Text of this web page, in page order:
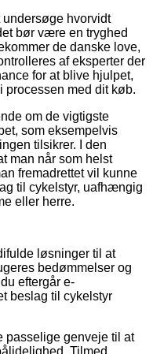
hvorvidt
bør være en tryghed
de danske love,
af eksperter der
for at blive hjulpet,
processen med dit køb.
om de vigtigste
som eksempelvis
tilsikrer. I den
man når som helst
fremadrettet vil kunne
til cykelstyr, uafhængig
eller herre.
løsninger til at
bedømmelser og
eftergår e-
beslag til cykelstyr
passelige genveje til at